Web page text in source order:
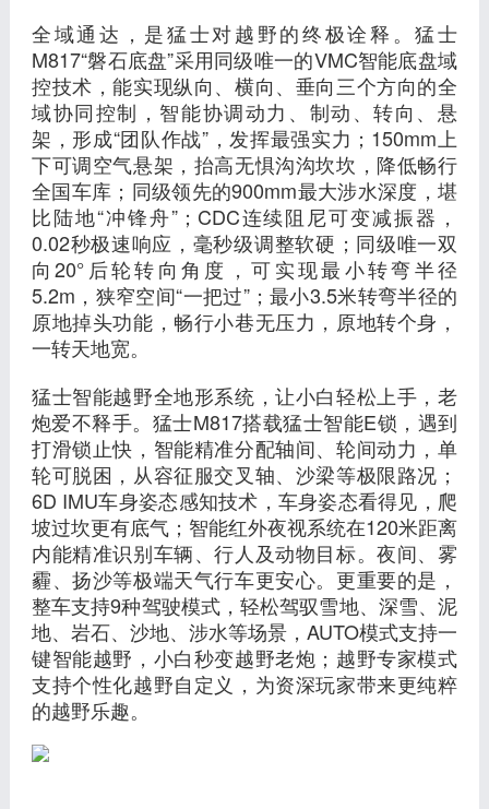
全域通达，是猛士对越野的终极诠释。猛士
M817“磐石底盘”采用同级唯一的VMC智能底盘域
控技术，能实现纵向、横向、垂向三个方向的全
域协同控制，智能协调动力、制动、转向、悬
架，形成“团队作战”，发挥最强实力；150mm上
下可调空气悬架，抬高无惧沟沟坎坎，降低畅行
全国车库；同级领先的900mm最大涉水深度，堪
比陆地“冲锋舟”；CDC连续阻尼可变减振器，
0.02秒极速响应，毫秒级调整软硬；同级唯一双
向20°后轮转向角度，可实现最小转弯半径
5.2m，狭窄空间“一把过”；最小3.5米转弯半径的
原地掉头功能，畅行小巷无压力，原地转个身，
一转天地宽。
猛士智能越野全地形系统，让小白轻松上手，老
炮爱不释手。猛士M817搭载猛士智能E锁，遇到
打滑锁止快，智能精准分配轴间、轮间动力，单
轮可脱困，从容征服交叉轴、沙梁等极限路况；
6D IMU车身姿态感知技术，车身姿态看得见，爬
坡过坎更有底气；智能红外夜视系统在120米距离
内能精准识别车辆、行人及动物目标。夜间、雾
霾、扬沙等极端天气行车更安心。更重要的是，
整车支持9种驾驶模式，轻松驾驭雪地、深雪、泥
地、岩石、沙地、涉水等场景，AUTO模式支持一
键智能越野，小白秒变越野老炮；越野专家模式
支持个性化越野自定义，为资深玩家带来更纯粹
的越野乐趣。